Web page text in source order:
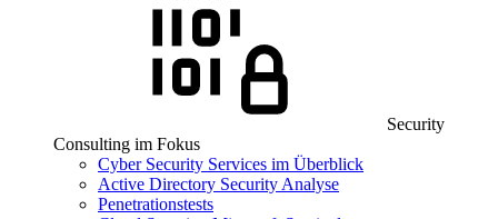
Security
Consulting im Fokus
Cyber Security Services im Überblick
Active Directory Security Analyse
Penetrationstests